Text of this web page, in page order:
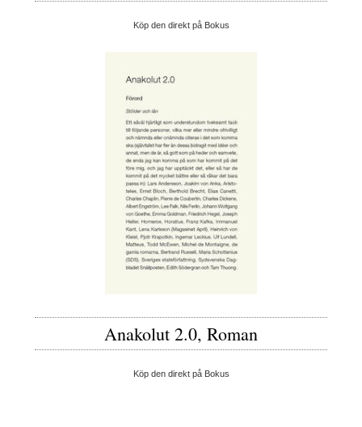
Köp den direkt på Bokus
Anakolut 2.0, Roman
Köp den direkt på Bokus